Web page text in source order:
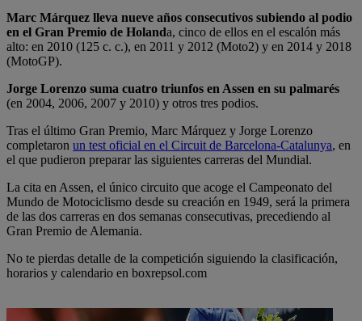
Marc Márquez lleva nueve años consecutivos subiendo al podio
en el Gran Premio de Holanda, cinco de ellos en el escalón más
alto: en 2010 (125 c. c.), en 2011 y 2012 (Moto2) y en 2014 y 2018
(MotoGP).
Jorge Lorenzo suma cuatro triunfos en Assen en su palmarés
(en 2004, 2006, 2007 y 2010) y otros tres podios.
Tras el último Gran Premio, Marc Márquez y Jorge Lorenzo
completaron un test oficial en el Circuit de Barcelona-Catalunya, en
el que pudieron preparar las siguientes carreras del Mundial.
La cita en Assen, el único circuito que acoge el Campeonato del
Mundo de Motociclismo desde su creación en 1949, será la primera
de las dos carreras en dos semanas consecutivas, precediendo al
Gran Premio de Alemania.
No te pierdas detalle de la competición siguiendo la clasificación,
horarios y calendario en boxrepsol.com